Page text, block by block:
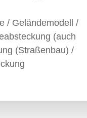
/ Geländemodell /
(auch
(Straßenbau) /